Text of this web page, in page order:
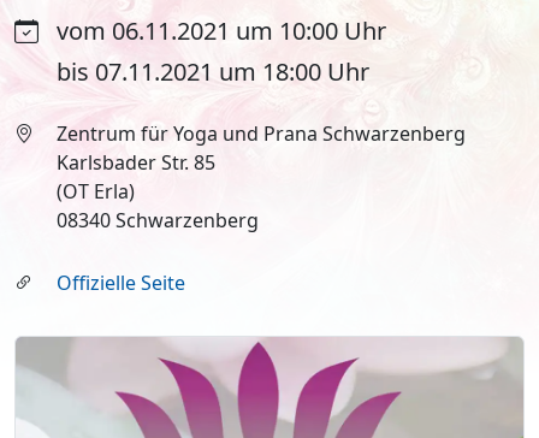
vom 06.11.2021 um 10:00 Uhr
bis 07.11.2021 um 18:00 Uhr
Zentrum für Yoga und Prana Schwarzenberg
Karlsbader Str. 85
(OT Erla)
08340 Schwarzenberg
Offizielle Seite